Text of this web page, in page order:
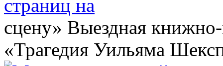
страниц на
сцену» Выездная
«Трагедия Уильяма